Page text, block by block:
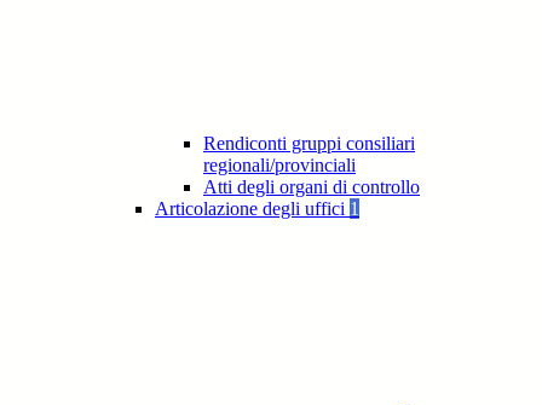
Rendiconti gruppi consiliari
regionali/provinciali
Atti degli organi di controllo
Articolazione degli uffici 1